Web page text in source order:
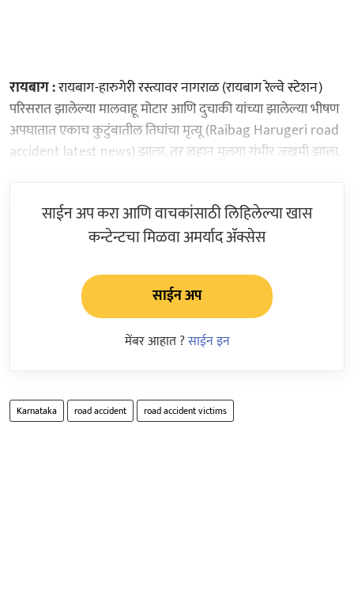
रायबाग :रायबाग-हारुगेरी रस्त्यावर नागराळ (रायबाग रेल्वे स्टेशन)
परिसरात झालेल्या मालवाहू मोटार आणि दुचाकी यांच्या झालेल्या भीषण
अपघातात एकाच कुटुंबातील तिघांचा मृत्यू (Raibag Harugeri road
accident latest news) झाला, तर लहान मुलगा गंभीर जखमी झाला.
साईन अप करा आणि वाचकांसाठी लिहिलेल्या खास
कन्टेन्टचा मिळवा अमर्याद ॲक्सेस
साईन अप
मेंबर आहात ?साईन इन
Karnataka road accident road accident victims